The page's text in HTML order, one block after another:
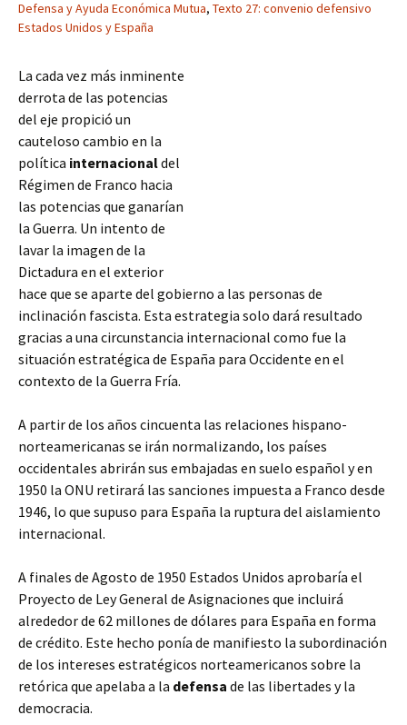
Defensa y Ayuda Económica Mutua, Texto 27: convenio defensivo
Estados Unidos y España
La cada vez más inminente
derrota de las potencias
del eje propició un
cauteloso cambio en la
política internacionaldel
Régimen de Franco hacia
las potencias que ganarían
la Guerra. Un intento de
lavar la imagen de la
Dictadura en el exterior
hace que se aparte del gobierno a las personas de
inclinación fascista. Esta estrategia solo dará resultado
gracias a una circunstancia internacional como fue la
situación estratégica de España para Occidente en el
contexto de la Guerra Fría.
A partirde los años cincuenta las relaciones hispano-
norteamericanas se irán normalizando, los países
occidentales abrirán sus embajadas en suelo español y en
1950 la ONU retirará las sanciones impuesta a Franco desde
1946, lo que supuso para España la ruptura del aislamiento
internacional.
A finales de Agosto de 1950 Estados Unidos aprobaría el
Proyecto de Ley General de Asignaciones que incluirá
alrededor de 62 millones de dólares para España en forma
de crédito. Este hecho ponía de manifiesto la subordinación
de los intereses estratégicos norteamericanos sobre la
retórica que apelaba a la defensa de las libertades y la
democracia.